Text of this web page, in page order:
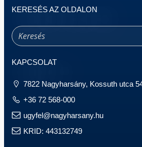
KERESÉS AZ OLDALON
KAPCSOLAT
7822 Nagyharsány, Kossuth utca
+36 72 568-000
ugyfel@nagyharsany.hu
KRID: 443132749